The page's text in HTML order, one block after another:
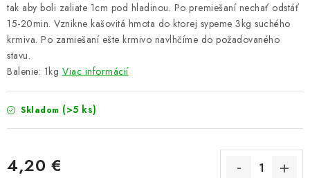
KONTAKTY
ZNAČKY
Navštívte našu predajňu vo Dvoroch nad Žitavou »
tak aby boli zaliate 1cm pod hladinou. Po premiešaní nechať odstáť
15-20min. Vznikne kašovitá hmota do ktorej sypeme 3kg suchého
krmiva. Po zamiešaní ešte krmivo navlhčíme do požadovaného
stavu.
Balenie: 1kg Viac informácií
Skladom (>5 ks)
4,20 €